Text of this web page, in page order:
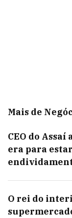
Mais de
CEO do
era para
O rei do